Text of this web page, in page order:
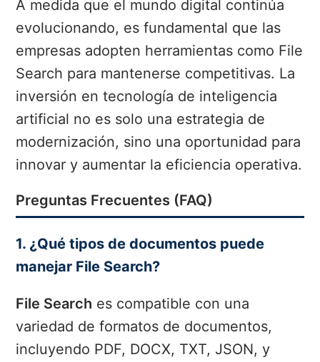
A medida que el mundo digital continúa
evolucionando, es fundamental que las
empresas adopten herramientas como File
Search para mantenerse competitivas. La
inversión en tecnología de inteligencia
artificial no es solo una estrategia de
modernización, sino una oportunidad para
innovar y aumentar la eficiencia operativa.
Preguntas Frecuentes (FAQ)
1. ¿Qué tipos de documentos puede
manejar File Search?
File Search es compatible con una
variedad de formatos de documentos,
incluyendo PDF, DOCX, TXT, JSON, y